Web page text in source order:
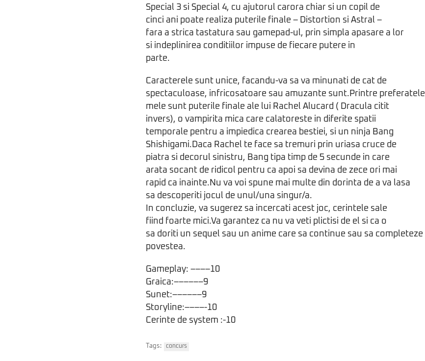
Special 3 si Special 4, cu ajutorul carora chiar si un copil de
cinci ani poate realiza puterile finale – Distortion si Astral –
fara a strica tastatura sau gamepad-ul, prin simpla apasare a lor
si indeplinirea conditiilor impuse de fiecare putere in
parte.
Caracterele sunt unice, facandu-va sa va minunati de cat de
spectaculoase, infricosatoare sau amuzante sunt.Printre preferatele
mele sunt puterile finale ale lui Rachel Alucard ( Dracula citit
invers), o vampirita mica care calatoreste in diferite spatii
temporale pentru a impiedica crearea bestiei, si un ninja Bang
Shishigami.Daca Rachel te face sa tremuri prin uriasa cruce de
piatra si decorul sinistru, Bang tipa timp de 5 secunde in care
arata socant de ridicol pentru ca apoi sa devina de zece ori mai
rapid ca inainte.Nu va voi spune mai multe din dorinta de a va lasa
sa descoperiti jocul de unul/una singur/a.
In concluzie, va sugerez sa incercati acest joc, cerintele sale
fiind foarte mici.Va garantez ca nu va veti plictisi de el si ca o
sa doriti un sequel sau un anime care sa continue sau sa completeze
povestea.
Gameplay: ––––10
Graica:––––––9
Sunet:––––––9
Storyline:––––-10
Cerinte de system :-10
Tags: concurs